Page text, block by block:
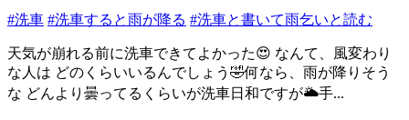
#洗車 #洗車すると雨が降る #洗車と書いて雨乞いと読む
天気が崩れる前に洗車できてよかった😍 なんて、風変わり
な人は どのくらいいるんでしょう🤣何なら、雨が降りそう
な どんより曇ってるくらいが洗車日和ですが🌥手...